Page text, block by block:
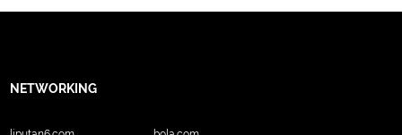
NETWORKING